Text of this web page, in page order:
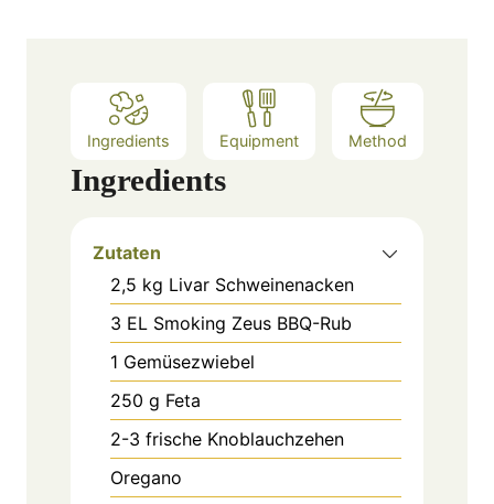
Ingredients Equipment Method
Ingredients
Zutaten
2,5 kg Livar Schweinenacken
3 EL Smoking Zeus BBQ-Rub
1 Gemüsezwiebel
250 g Feta
2-3 frische Knoblauchzehen
Oregano